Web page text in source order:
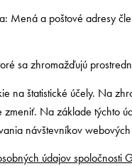
Mená a poštové adresy
sa zhromažďujú
na štatistické účely. Na
zmeniť. Na základe týchto
návštevníkov
údajov spoločnosti